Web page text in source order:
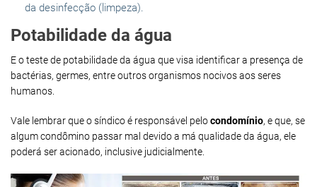
da desinfecção (limpeza).
Potabilidade da água
E o teste de potabilidade da água que visa identificar a presença de
bactérias, germes, entre outros organismos nocivos aos seres
humanos.
Vale lembrar que o síndico é responsável pelocondomínio, e que, se
algum condômino passar mal devido a má qualidade da água, ele
poderá ser acionado, inclusive judicialmente.